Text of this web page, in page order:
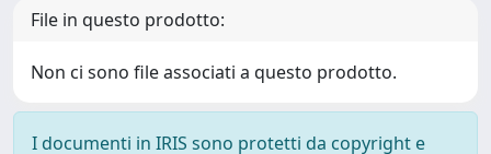
File in questo prodotto:
Non ci sono file associati a questo prodotto.
I documenti in IRIS sono protetti da copyright e